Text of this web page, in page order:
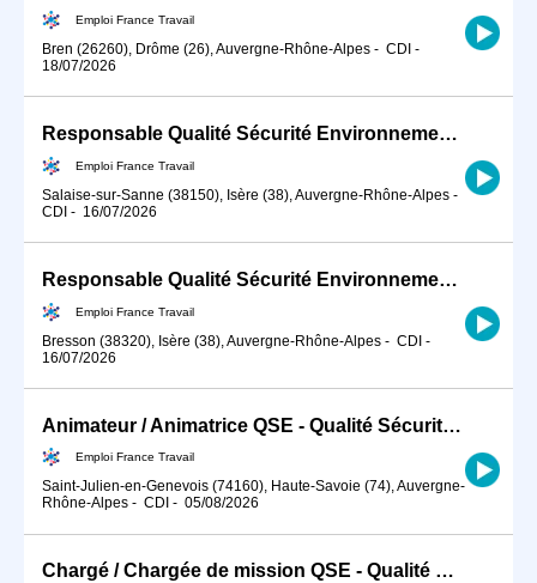
Emploi France Travail
Bren (26260), Drôme (26), Auvergne-Rhône-Alpes - CDI -
18/07/2026
Responsable Qualité Sécurité Environnement -QSE- en industrie (H/F)
Emploi France Travail
Salaise-sur-Sanne (38150), Isère (38), Auvergne-Rhône-Alpes -
CDI - 16/07/2026
Responsable Qualité Sécurité Environnement -QSE- en industrie (H/F)
Emploi France Travail
Bresson (38320), Isère (38), Auvergne-Rhône-Alpes - CDI -
16/07/2026
Animateur / Animatrice QSE - Qualité Sécurité Environnement BTP (H/F)
Emploi France Travail
Saint-Julien-en-Genevois (74160), Haute-Savoie (74), Auvergne-
Rhône-Alpes - CDI - 05/08/2026
Chargé / Chargée de mission QSE - Qualité Sécurité Environnement (H/F)